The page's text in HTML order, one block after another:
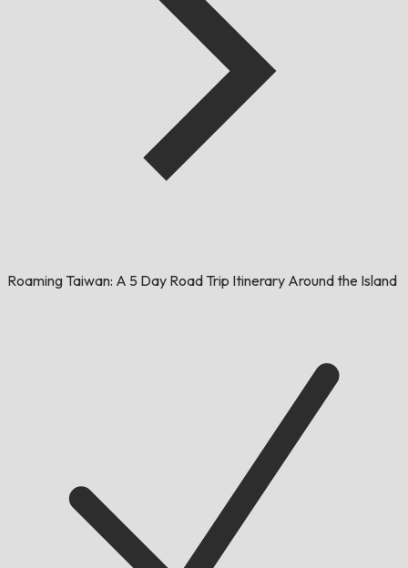
Roaming Taiwan: A 5 Day Road Trip Itinerary Around the Island